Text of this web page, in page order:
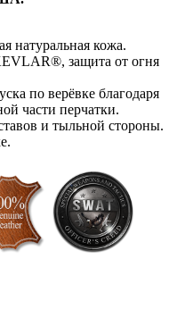
натуральная кожа.
защита от огня
по верёвке благодаря
части перчатки.
и тыльной стороны.